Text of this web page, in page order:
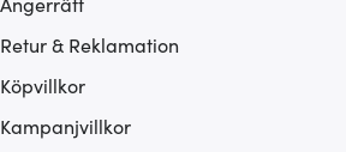
Retur & Reklamation
Köpvillkor
Kampanjvillkor